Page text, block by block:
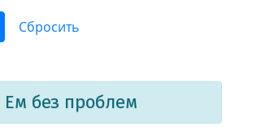
Ем без проблем